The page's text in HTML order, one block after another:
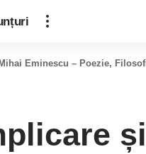
Filosofie și Moștenire
și